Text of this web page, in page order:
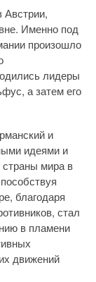
Австрии,
Именно под
произошло
лидеры
а затем его
и
идеями и
страны мира в
благодаря
стал
в пламени
движений